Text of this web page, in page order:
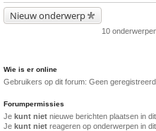
Nieuw onderwerp
10
Wie is er online
Gebruikers op dit forum: Geen
Forumpermissies
Je kunt niet nieuwe berichten plaatsen in
Je kunt niet reageren op onderwerpen in